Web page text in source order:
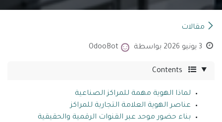
مقالات
3 يونيو 2026 بواسطة OdooBot
Contents
لماذا الهوية مهمة للمراكز الصناعية
عناصر الهوية العلامة التجارية للمراكز
بناء حضور موحد عبر القنوات الرقمية والحقيقية